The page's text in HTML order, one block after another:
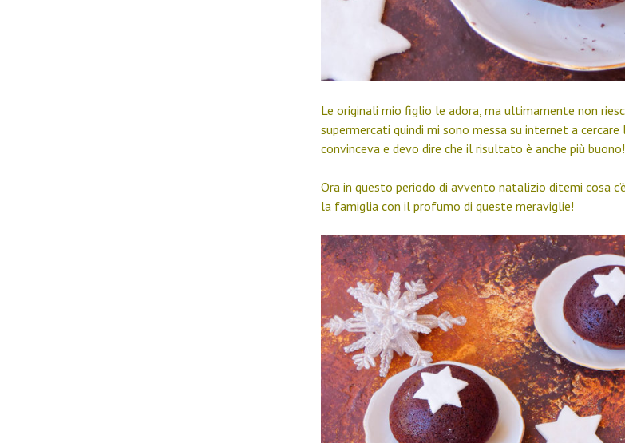
Le originali mio figlio le adora, ma ultimamente non
supermercati quindi mi sono messa su internet a
convinceva e devo dire che il risultato è anche più buono!
Ora in questo periodo di avvento natalizio ditemi cosa
la famiglia con il profumo di queste meraviglie!